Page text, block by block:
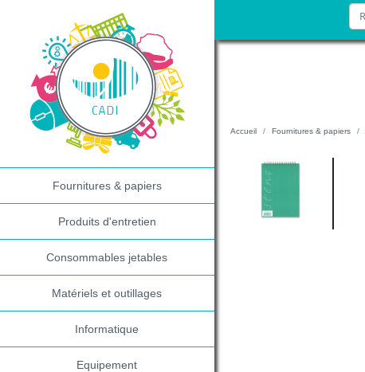
Fournitures & papiers
Produits d'entretien
Consommables jetables
Matériels et outillages
Informatique
Equipement
Accueil Fournitures & papiers